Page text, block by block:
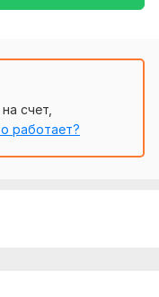
всех
старого аккаунта
доступ от этих
создан, то могу
счет,
работает?